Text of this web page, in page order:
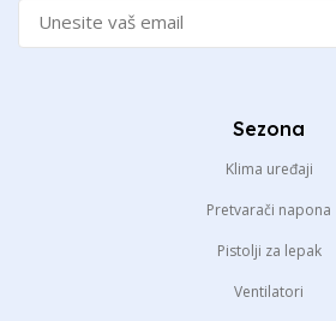
Sezona
Klima uređaji
Pretvarači napona
Pistolji za lepak
Ventilatori